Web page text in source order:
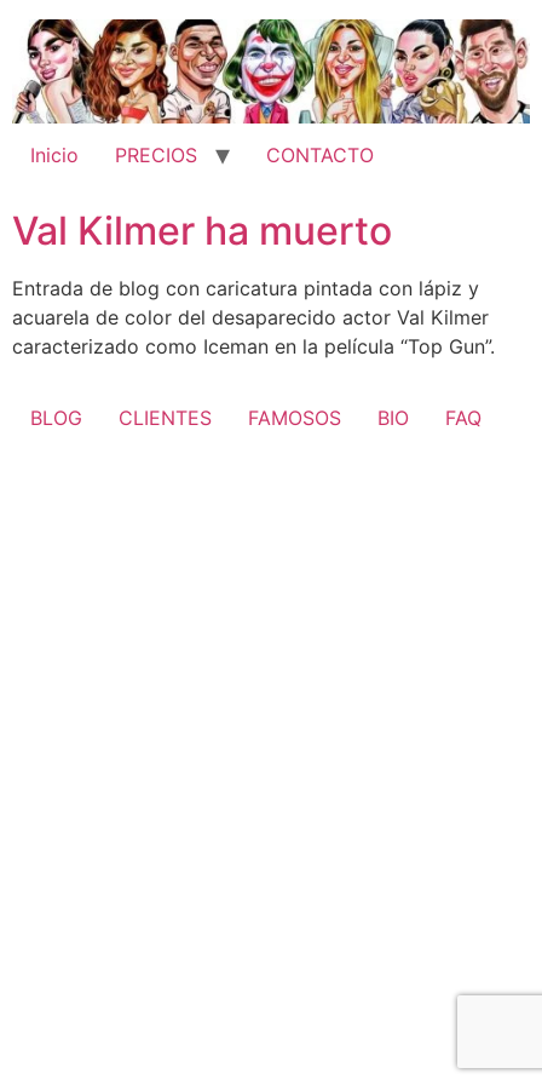
contenido
Inicio PRECIOS CONTACTO
Val Kilmer ha muerto
Entrada de blog con caricatura pintada con lápiz y
acuarela de color del desaparecido actor Val Kilmer
caracterizado como Iceman en la película “Top Gun”.
BLOG CLIENTES FAMOSOS BIO FAQ